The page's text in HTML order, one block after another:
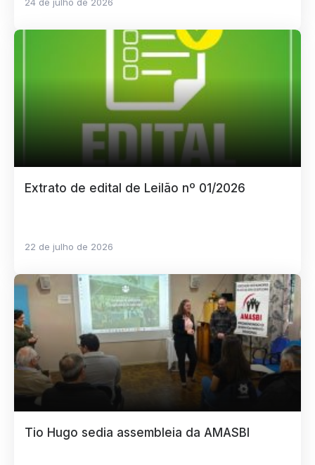
Extrato de edital de Leilão nº 01/2026
22 de julho de 2026
Tio Hugo sedia assembleia da AMASBI